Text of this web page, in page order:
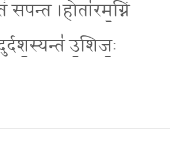
।होता॑रम॒ग्निं
उ॒शिज॒ः